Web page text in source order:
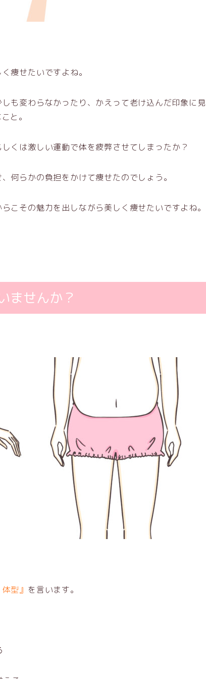
痩せたいですよね。
も変わらなかったり、かえって老け込んだ印象に見
と。
くは激しい運動で体を疲弊させてしまったか？
何らかの負担をかけて痩せたのでしょう。
こその魅力を出しながら美しく痩せたいですよね。
ませんか？
型』 を言います。